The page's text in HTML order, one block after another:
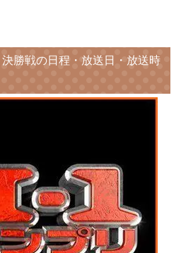
決勝戦の日程・放送日・放送時